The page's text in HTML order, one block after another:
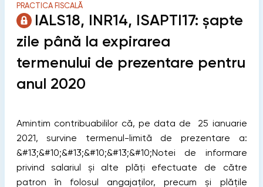
PRACTICA FISCALĂ
IALS18, INR14, ISAPTI17: șapte
zile până la expirarea
termenului de prezentare pentru
anul 2020
Amintim contribuabililor că, pe data de 25 ianuarie
2021, survine termenul-limită de prezentare a:
&#13;&#10;&#13;&#10;&#13;&#10;Notei de informare
privind salariul şi alte plăţi efectuate de către
patron în folosul angajaților, precum şi plățile